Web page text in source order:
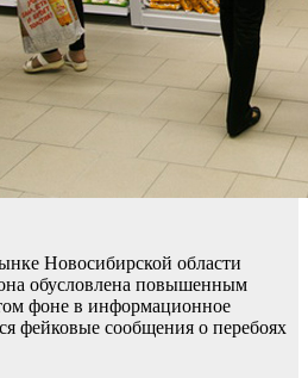
Новосибирской области
обусловлена повышенным
фоне в информационное
фейковые сообщения о перебоях